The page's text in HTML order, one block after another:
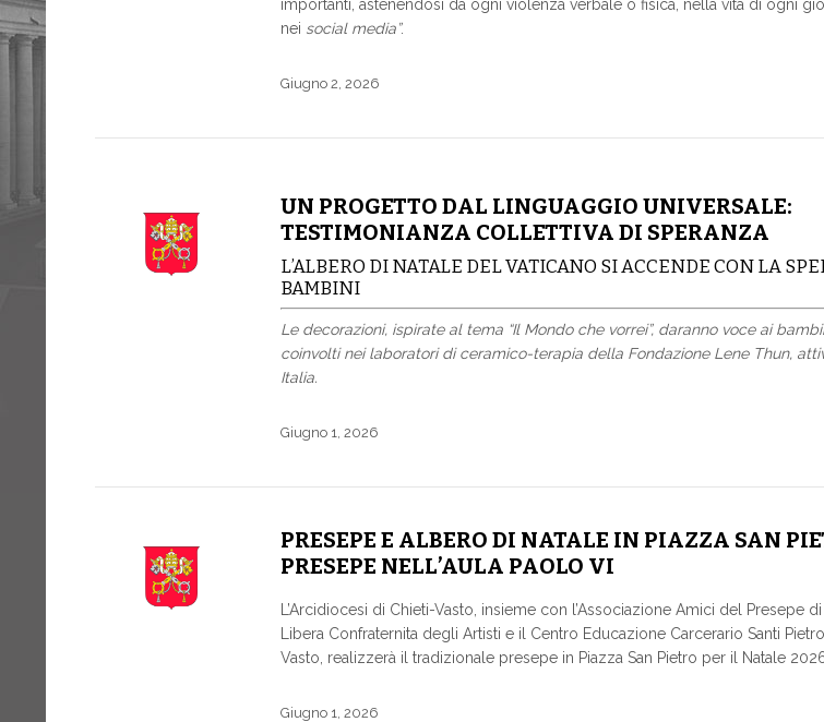
importanti, astenendosi da ogni violenza verbale o fisica, nella vita di ogni
nei social media”.
Giugno 2, 2026
UN PROGETTO DAL LINGUAGGIO UNIVERSALE:
TESTIMONIANZA COLLETTIVA DI SPERANZA
L’ALBERO DI NATALE DEL VATICANO SI ACCENDE CON LA
BAMBINI
Le decorazioni, ispirate al tema “Il Mondo che vorrei”, daranno voce ai
coinvolti nei laboratori di ceramico-terapia della Fondazione Lene Thun,
Italia.
Giugno 1, 2026
PRESEPE E ALBERO DI NATALE IN PIAZZA SAN
PRESEPE NELL’AULA PAOLO VI
L’Arcidiocesi di Chieti-Vasto, insieme con l’Associazione Amici del Presepe di
Libera Confraternita degli Artisti e il Centro Educazione Carcerario Santi
Vasto, realizzerà il tradizionale presepe in Piazza San Pietro per il Natale
Giugno 1, 2026